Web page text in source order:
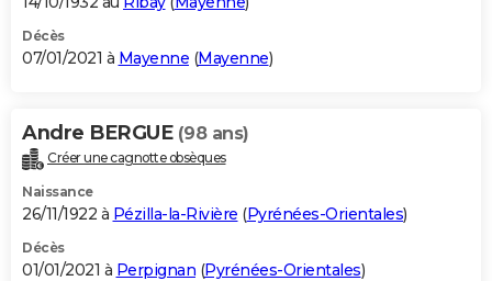
Décès
07/01/2021 à Mayenne (Mayenne)
Andre BERGUE (98 ans)
Créer une cagnotte obsèques
Naissance
26/11/1922 à Pézilla-la-Rivière (Pyrénées-Orientales)
Décès
01/01/2021 à Perpignan (Pyrénées-Orientales)